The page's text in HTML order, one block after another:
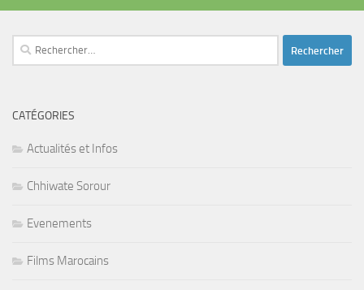
Rechercher :
CATÉGORIES
Actualités et Infos
Chhiwate Sorour
Evenements
Films Marocains